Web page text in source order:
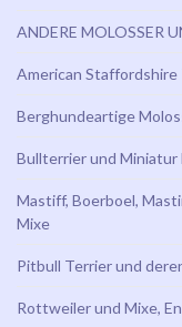
ANDERE MOLOSSER
American
Berghundeartige
Bullterrier und
Mastiff, Boerboel,
Mixe
Pitbull Terrier und
Rottweiler und Mixe,